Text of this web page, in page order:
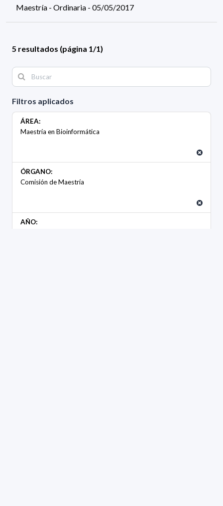
Filtros aplicados
ÁREA:
Maestría en Bioinformática
ÓRGANO:
Comisión de Maestría
AÑO:
Maestría - Ordinaria - 05/05/2017
5 resultados (página 1/1)